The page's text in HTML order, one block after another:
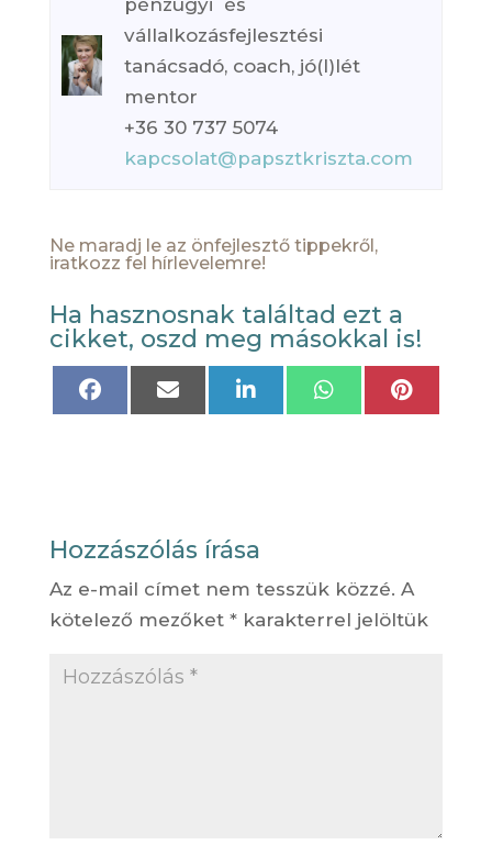
vállalkozásfejlesztési
tanácsadó, coach, jó(l)lét
mentor
+36 30 737 5074
kapcsolat@papsztkriszta.com
Ne maradj le az önfejlesztő tippekről,
iratkozz fel hírlevelemre!
Ha hasznosnak találtad ezt a
cikket, oszd meg másokkal is!
Share
Share
on
Share
on
Share
Share
Hozzászólás írása
Az e-mail címet nem tesszük közzé. A
kötelező mezőket *karakterrel jelöltük